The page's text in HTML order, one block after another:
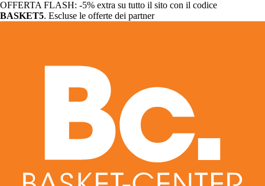
OFFERTA FLASH: -5% extra su tutto il sito con il codice
BASKET5. Escluse le offerte dei partner